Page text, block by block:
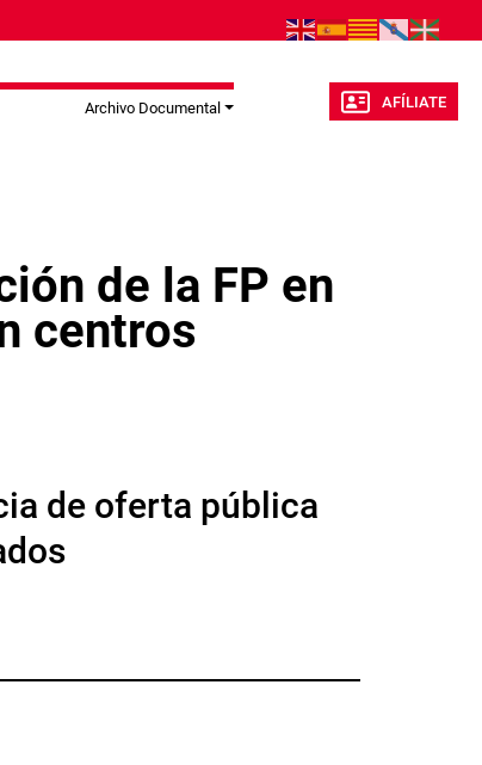
Archivo Documental AFÍLIATE
de la FP en
centros
de oferta pública